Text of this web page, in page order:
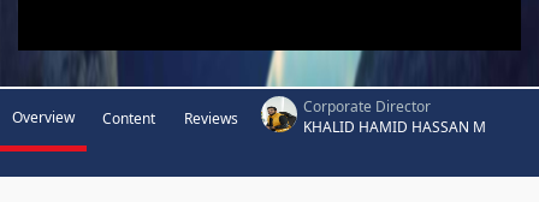
Overview Content Reviews
Corporate Director
KHALID HAMID HASSAN M